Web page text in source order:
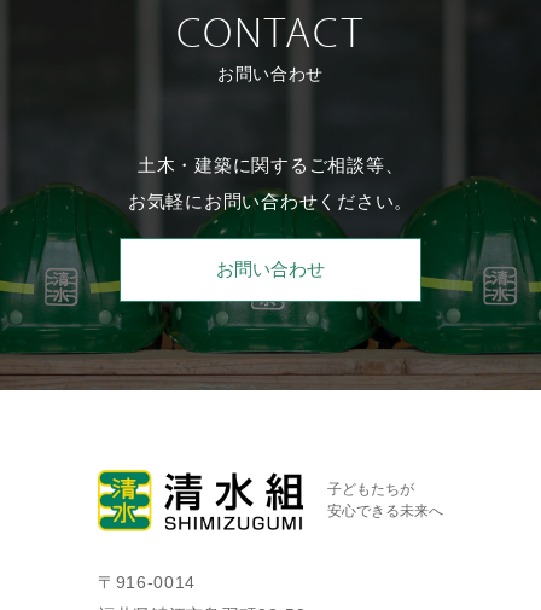
CONTACT
お問い合わせ
土木・建築に関するご相談等、
お気軽にお問い合わせください。
お問い合わせ
子どもたちが
安心できる未来へ
〒916-0014